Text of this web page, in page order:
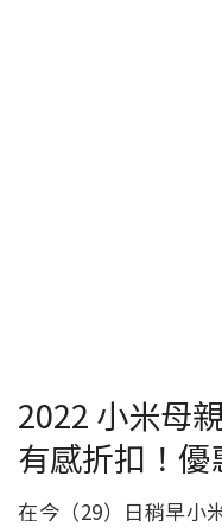
2022 小米母
有感折扣！
在今（29）日稍早小